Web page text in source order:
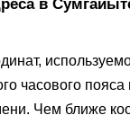
в
часового пояса
Чем ближе